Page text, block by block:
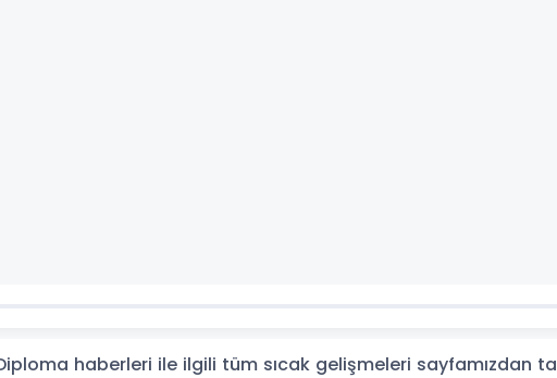
haberleri ile ilgili tüm sıcak gelişmeleri sayfamızdan